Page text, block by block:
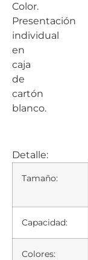
Color.
Presentación
individual
en
caja
de
cartón
blanco.
Detalle:
Tamaño:
Capacidad:
Colores: